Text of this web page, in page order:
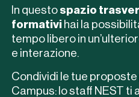
In questo spazio
formativi hai la
tempo libero in
e interazione.
Condividi le tue
Campus: lo staff NEST ti